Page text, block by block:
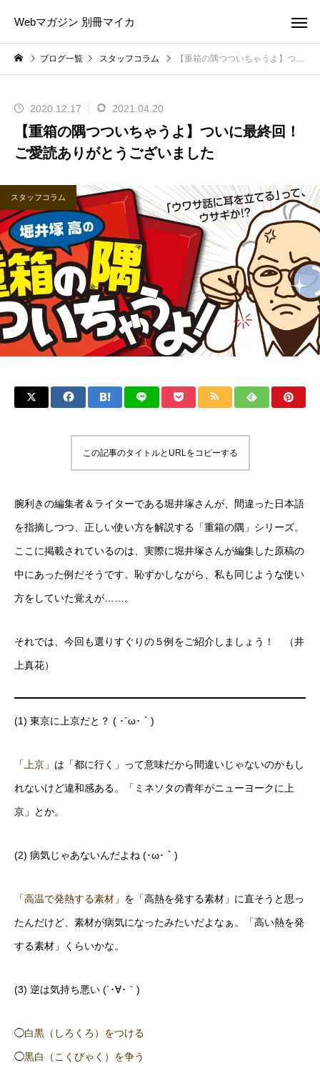
Webマガジン 別冊マイカ
ブログ一覧 スタッフコラム 【重箱の隅つついちゃうよ】ついに最終回！ご愛読ありがとうございました
2020.12.17 2021.04.20
【重箱の隅つついちゃうよ】ついに最終回！
ご愛読ありがとうございました
スタッフコラム
この記事のタイトルとURLをコピーする
腕利きの編集者＆ライターである堀井塚さんが、間違った日本語
を指摘しつつ、正しい使い方を解説する「重箱の隅」シリーズ。
ここに掲載されているのは、実際に堀井塚さんが編集した原稿の
中にあった例だそうです。恥ずかしながら、私も同じような使い
方をしていた覚えが……。
それでは、今回も選りすぐりの５例をご紹介しましょう！ （井
上真花）
(1) 東京に上京だと？ ( ･´ω･｀)
「 上京 」は「都に行く」って意味だから間違いじゃないのかもし
れないけど違和感ある。「ミネソタの青年がニューヨークに上
京」とか。
(2) 病気じゃあないんだよね (･ω･｀)
「高温で発熱する素材 」を「高熱を発する素材」に直そうと思っ
たんだけど、素材が病気になったみたいだよなぁ。「高い熱を発
する素材」くらいかな。
(3) 逆は気持ち悪い (´･∀･｀)
◯白黒（しろくろ）をつける
◯黒白（こくびゃく）を争う